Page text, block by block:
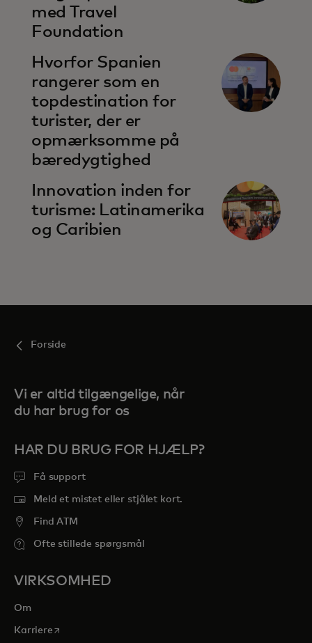
med Travel
Foundation
Hvorfor Spanien
rangerer som en
topdestination for
turister, der er
opmærksomme på
bæredygtighed
opens in a new tab
Innovation inden for
turisme: Latinamerika
og Caribien
opens in a new tab
Forside
Vi er altid tilgængelige, når
du har brug for os
HAR DU BRUG FOR HJÆLP?
Få support
Meld et mistet eller stjålet kort.
Find ATM
Ofte stillede spørgsmål
VIRKSOMHED
Om
Karriereopens in a new tab